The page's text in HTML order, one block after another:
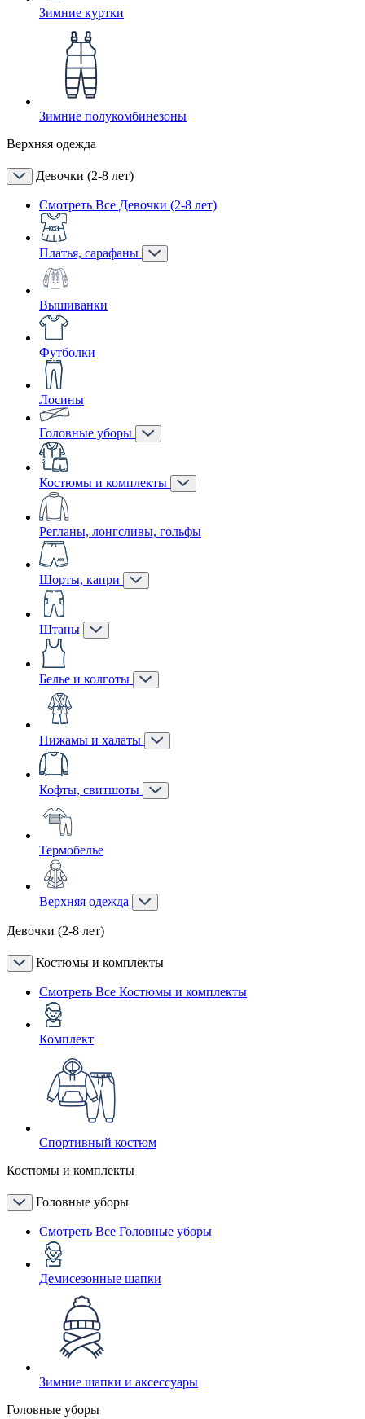
Зимние куртки
Зимние полукомбинезоны
Верхняя одежда
Девочки (2-8 лет)
Смотреть Все Девочки (2-8 лет)
Платья, сарафаны
Вышиванки
Футболки
Лосины
Головные уборы
Костюмы и комплекты
Регланы, лонгсливы, гольфы
Шорты, капри
Штаны
Белье и колготы
Пижамы и халаты
Кофты, свитшоты
Термобелье
Верхняя одежда
Девочки (2-8 лет)
Костюмы и комплекты
Смотреть Все Костюмы и комплекты
Комплект
Спортивный костюм
Костюмы и комплекты
Головные уборы
Смотреть Все Головные уборы
Демисезонные шапки
Зимние шапки и аксессуары
Головные уборы